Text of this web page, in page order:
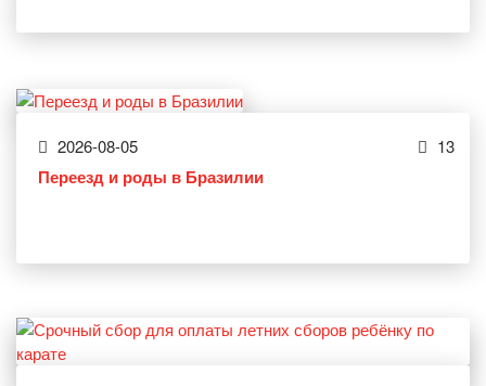
2026-08-05 13
Переезд и роды в Бразилии